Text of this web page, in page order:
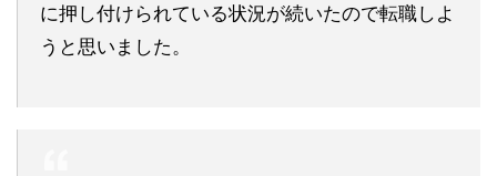
に押し付けられている状況が続いたので転職しよ
うと思いました。